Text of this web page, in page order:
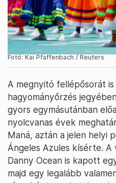
Fotó: Kai Pfaffenbach / Reuters
A megnyitó fellépősorát is
hagyományőrzés
gyors egymásutánban
nyolcvanas évek
Maná, aztán a jelen helyi
Ángeles Azules kísérte. A
Danny Ocean is kapott
majd egy legalább